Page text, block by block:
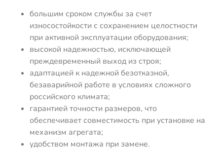
большим сроком службы за счет
износостойкости с сохранением целостности
при активной эксплуатации оборудования;
высокой надежностью, исключающей
преждевременный выход из строя;
адаптацией к надежной безотказной,
безаварийной работе в условиях сложного
российского климата;
гарантией точности размеров, что
обеспечивает совместимость при установке на
механизм агрегата;
удобством монтажа при замене.